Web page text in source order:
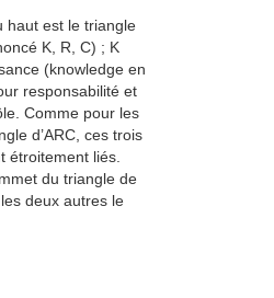
haut est le triangle
K, R, C) ; K
(knowledge en
responsabilité et
Comme pour les
d’ARC, ces trois
étroitement liés.
du triangle de
les deux autres le